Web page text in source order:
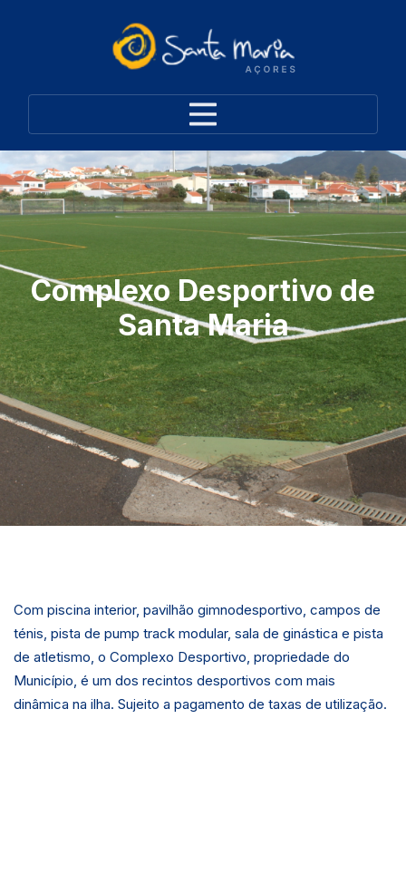
Complexo Desportivo de
Santa Maria
Com piscina interior, pavilhão gimnodesportivo, campos de
ténis, pista de pump track modular, sala de ginástica e pista
de atletismo, o Complexo Desportivo, propriedade do
Município, é um dos recintos desportivos com mais
dinâmica na ilha. Sujeito a pagamento de taxas de utilização.